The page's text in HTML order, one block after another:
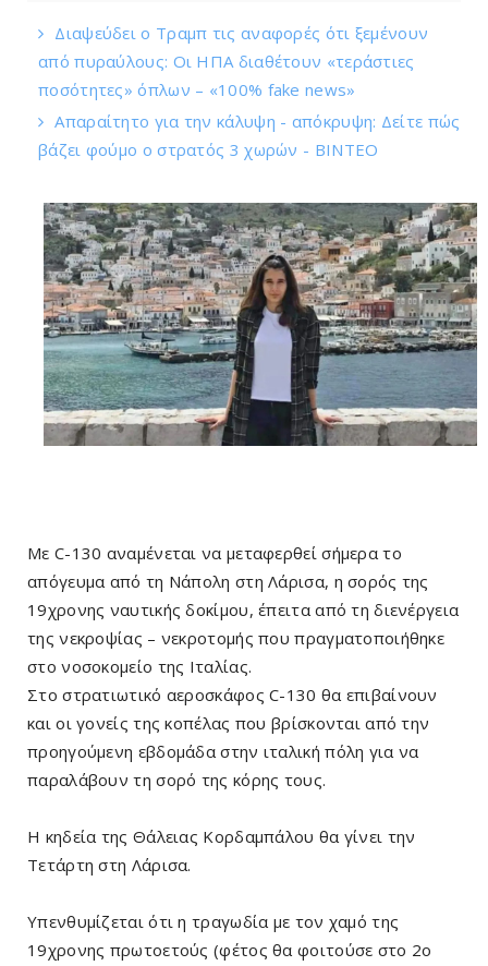
Διαψεύδει ο Τραμπ τις αναφορές ότι ξεμένουν
από πυραύλους: Οι ΗΠΑ διαθέτουν «τεράστιες
ποσότητες» όπλων – «100% fake news»
Απαραίτητο για την κάλυψη - απόκρυψη: Δείτε πώς
βάζει φούμο ο στρατός 3 χωρών - ΒΙΝΤΕΟ
Με C-130 αναμένεται να μεταφερθεί σήμερα το
απόγευμα από τη Νάπολη στη Λάρισα, η σορός της
19χρονης ναυτικής δοκίμου, έπειτα από τη διενέργεια
της νεκροψίας – νεκροτομής που πραγματοποιήθηκε
στο νοσοκομείο της Ιταλίας.
Στο στρατιωτικό αεροσκάφος C-130 θα επιβαίνουν
και οι γονείς της κοπέλας που βρίσκονται από την
προηγούμενη εβδομάδα στην ιταλική πόλη για να
παραλάβουν τη σορό της κόρης τους.
Η κηδεία της Θάλειας Κορδαμπάλου θα γίνει την
Τετάρτη στη Λάρισα.
Υπενθυμίζεται ότι η τραγωδία με τον χαμό της
19χρονης πρωτοετούς (φέτος θα φοιτούσε στο 2ο